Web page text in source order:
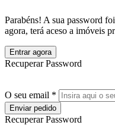
Parabéns! A sua password
agora, terá aceso a imóveis
Entrar agora
Recuperar Password
O seu email *
Enviar pedido
Recuperar Password